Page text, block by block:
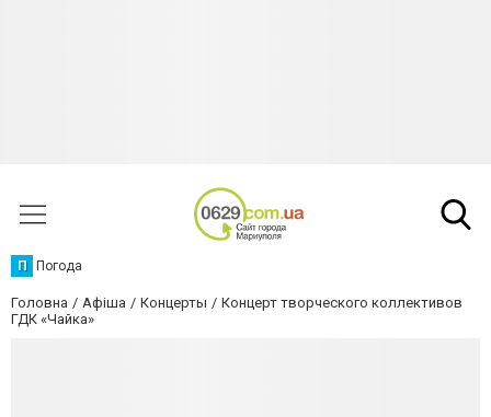
П Погода
Головна Афіша Концерты
Концерт творческого коллективов
ГДК «Чайка»